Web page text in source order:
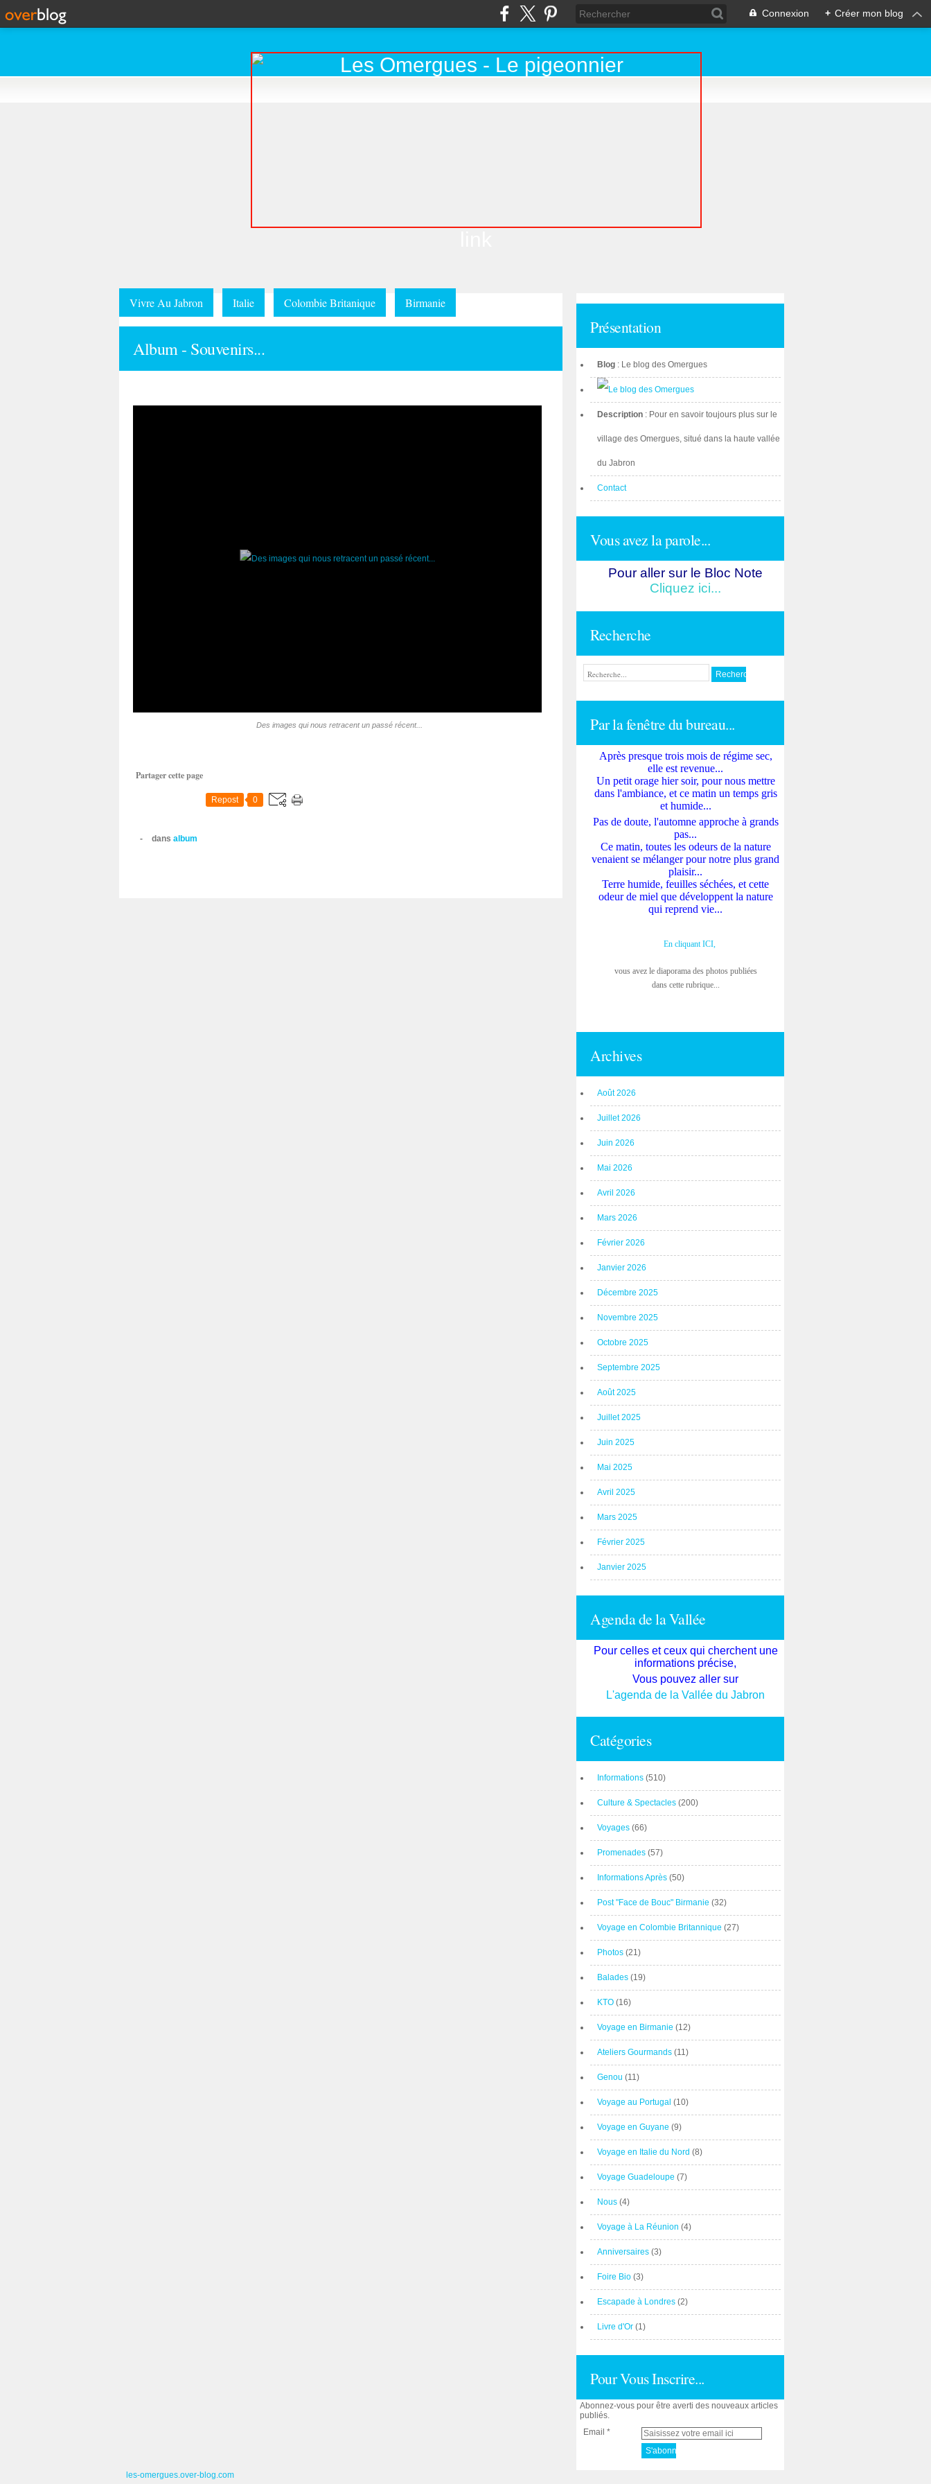
Connexion + Créer mon blog
Vivre Au Jabron Italie Colombie Britanique Birmanie
Album - Souvenirs...
Des images qui nous retracent un passé récent...
Partager cette page
Repost 0
- dans album
Présentation
Blog : Le blog des Omergues
Description : Pour en savoir toujours plus sur le
village des Omergues, situé dans la haute vallée
du Jabron
Contact
Vous avez la parole...
Pour aller sur le Bloc Note
Cliquez ici...
Recherche
Par la fenêtre du bureau...
Après presque trois mois de régime sec,
elle est revenue...
Un petit orage hier soir, pour nous mettre
dans l'ambiance, et ce matin un temps gris
et humide...
Pas de doute, l'automne approche à grands
pas...
Ce matin, toutes les odeurs de la nature
venaient se mélanger pour notre plus grand
plaisir...
Terre humide, feuilles séchées, et cette
odeur de miel que développent la nature
qui reprend vie...
En cliquant ICI,
vous avez le diaporama des photos publiées
dans cette rubrique...
Archives
Août 2026
Juillet 2026
Juin 2026
Mai 2026
Avril 2026
Mars 2026
Février 2026
Janvier 2026
Décembre 2025
Novembre 2025
Octobre 2025
Septembre 2025
Août 2025
Juillet 2025
Juin 2025
Mai 2025
Avril 2025
Mars 2025
Février 2025
Janvier 2025
Agenda de la Vallée
Pour celles et ceux qui cherchent une
informations précise,
Vous pouvez aller sur
L'agenda de la Vallée du Jabron
Catégories
Informations (510)
Culture & Spectacles (200)
Voyages (66)
Promenades (57)
Informations Après (50)
Post "Face de Bouc" Birmanie (32)
Voyage en Colombie Britannique (27)
Photos (21)
Balades (19)
KTO (16)
Voyage en Birmanie (12)
Ateliers Gourmands (11)
Genou (11)
Voyage au Portugal (10)
Voyage en Guyane (9)
Voyage en Italie du Nord (8)
Voyage Guadeloupe (7)
Nous (4)
Voyage à La Réunion (4)
Anniversaires (3)
Foire Bio (3)
Escapade à Londres (2)
Livre d'Or (1)
Pour Vous Inscrire...
Abonnez-vous pour être averti des nouveaux articles
publiés.
Email
les-omergues.over-blog.com